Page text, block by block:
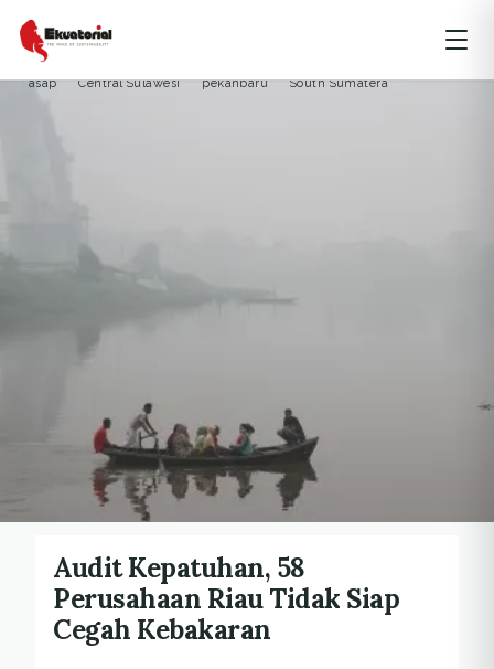
ARTIKEL MALUKU
asap Central Sulawesi pekanbaru South Sumatera
Audit Kepatuhan, 58
Perusahaan Riau Tidak Siap
Cegah Kebakaran